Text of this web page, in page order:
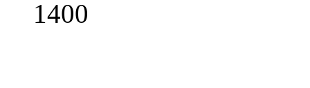
1400